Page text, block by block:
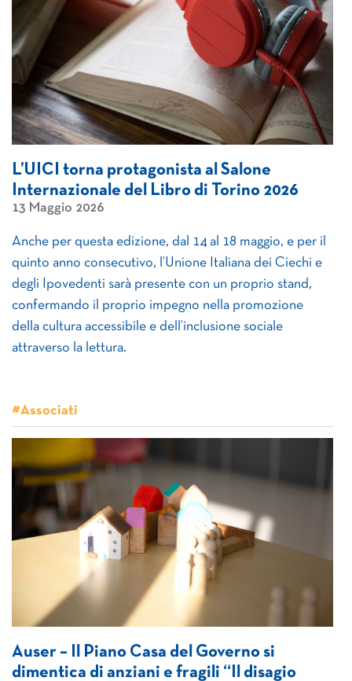
L’UICI torna protagonista al Salone
Internazionale del Libro di Torino 2026
13 Maggio 2026
Anche per questa edizione, dal 14 al 18 maggio, e per il
quinto anno consecutivo, l’Unione Italiana dei Ciechi e
degli Ipovedenti sarà presente con un proprio stand,
confermando il proprio impegno nella promozione
della cultura accessibile e dell’inclusione sociale
attraverso la lettura.
#Associati
Auser – Il Piano Casa del Governo si
dimentica di anziani e fragili “Il disagio